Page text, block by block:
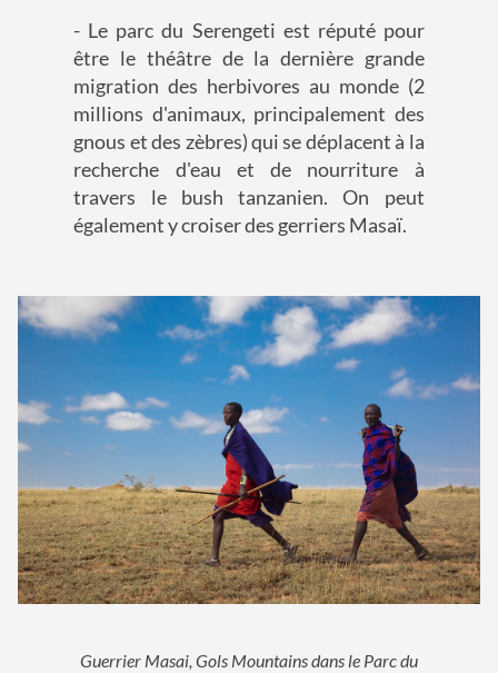
- Le parc du Serengeti est réputé pour
être le théâtre de la dernière grande
migration des herbivores au monde (2
millions d'animaux, principalement des
gnous et des zèbres) qui se déplacent à la
recherche d'eau et de nourriture à
travers le bush tanzanien. On peut
également y croiser des gerriers Masaï.
Guerrier Masai, Gols Mountains dans le Parc du